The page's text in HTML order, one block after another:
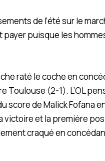
de l’été sur le
payer puisque les
raté le coche en
Toulouse (2-1). L’OL
score de Malick Fofana
victoire et la première
craqué en